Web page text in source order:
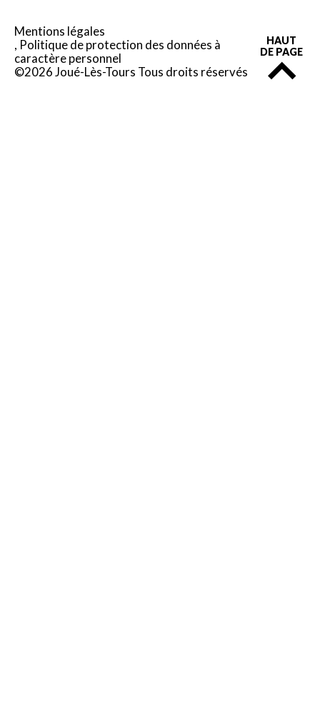
Mentions légales
Politique de protection des données à
caractère personnel
©2026 Joué-Lès-Tours Tous droits réservés
HAUT
DE PAGE